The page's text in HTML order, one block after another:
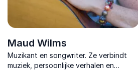
Maud Wilms
Muzikant en songwriter. Ze verbindt
muziek, persoonlijke verhalen en